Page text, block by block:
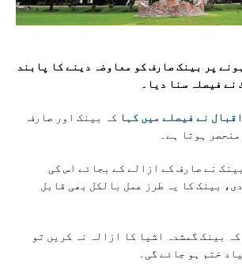
پر بینک صارف کو معاوضہ دینے کا پابند
نے فیصلہ سنا دیا۔
نے فیصلے میں کہا کہ بینک اور صارف
ہوتا ہے۔
نے صارف کے ازالے کے بجائے اس کی
بینک کا یہ طرز عمل بالکل بھی قابل
بینک گمشدہ اشیا کا ازالہ نہ کریں تو
ختم ہو جائے گی۔